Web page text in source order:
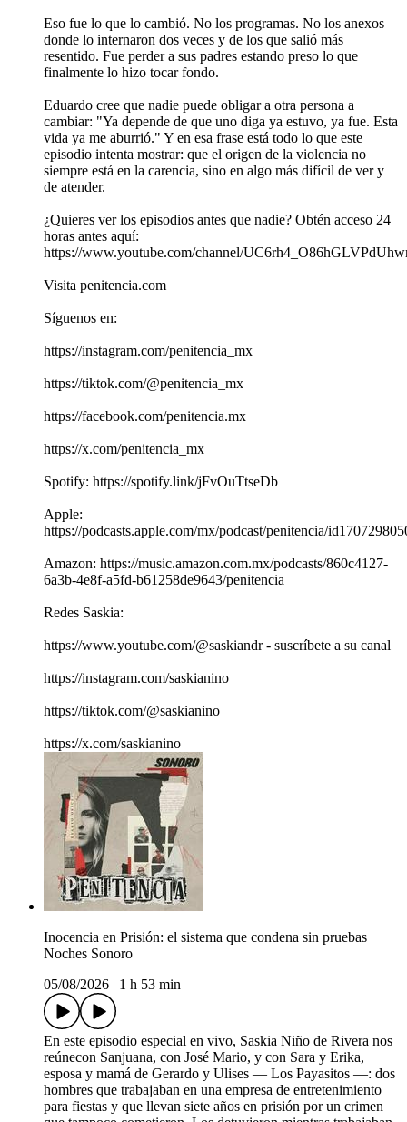
Eso fue lo que lo cambió. No los programas. No los anexos
donde lo internaron dos veces y de los que salió más
resentido. Fue perder a sus padres estando preso lo que
finalmente lo hizo tocar fondo.
Eduardo cree que nadie puede obligar a otra persona a
cambiar: "Ya depende de que uno diga ya estuvo, ya fue. Esta
vida ya me aburrió." Y en esa frase está todo lo que este
episodio intenta mostrar: que el origen de la violencia no
siempre está en la carencia, sino en algo más difícil de ver y
de atender.
¿Quieres ver los episodios antes que nadie? Obtén acceso 24
horas antes aquí:
https://www.youtube.com/channel/
Visita penitencia.com
Síguenos en:
https://instagram.com/penitencia_mx
https://tiktok.com/@penitencia_mx
https://facebook.com/penitencia.mx
https://x.com/penitencia_mx
Spotify: https://spotify.link/jFvOuTtseDb
Apple:
https://podcasts.apple.com/mx/podcast/penitencia/
Amazon: https://music.amazon.com.mx/podcasts/860c4127-
6a3b-4e8f-a5fd-b61258de9643/penitencia
Redes Saskia:
https://www.youtube.com/@saskiandr - suscríbete a su canal
https://instagram.com/saskianino
https://tiktok.com/@saskianino
https://x.com/saskianino
Inocencia en Prisión: el sistema que condena sin pruebas |
Noches Sonoro
05/08/2026
1 h 53 min
En este episodio especial en vivo, Saskia Niño de Rivera nos
reúnecon Sanjuana, con José Mario, y con Sara y Erika,
esposa y mamá de Gerardo y Ulises — Los Payasitos —: dos
hombres que trabajaban en una empresa de entretenimiento
para fiestas y que llevan siete años en prisión por un crimen